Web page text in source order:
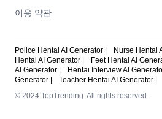
이용 약관
Police Hentai AI Generator | Nurse Hentai
Hentai AI Generator |
Feet Hentai AI
AI Generator |
Hentai Interview AI
Generator |
Teacher Hentai AI Generator |
© 2024 TopTrending. All rights reserved.